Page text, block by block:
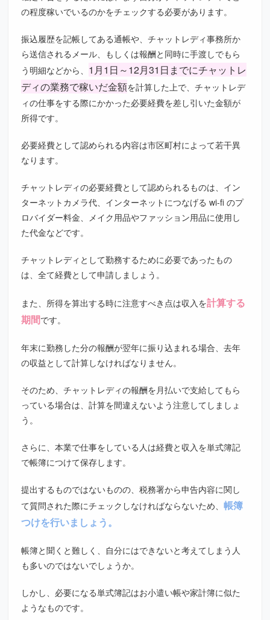
の程度稼いでいるのかをチェックする必要があります。
振込履歴を記帳してある通帳や、チャットレディ事務所か
ら送信されるメール、もしくは報酬と同時に手渡しでもら
う明細などから、 1月1日～12月31日までにチャットレ
ディの業務で稼いだ金額を計算した上で、チャットレデ
ィの仕事をする際にかかった必要経費を差し引いた金額が
所得です。
必要経費として認められる内容は市区町村によって若干異
なります。
チャットレディの必要経費として認められるものは、イン
ターネットカメラ代、インターネットにつなげる wi-fi のプ
ロバイダー料金、メイク用品やファッション用品に使用し
た代金などです。
チャットレディとして勤務するために必要であったもの
は、全て経費として申請しましょう。
また、所得を算出する時に注意すべき点は収入を計算する
期間です。
年末に勤務した分の報酬が翌年に振り込まれる場合、去年
の収益として計算しなければなりません。
そのため、チャットレディの報酬を月払いで支給してもら
っている場合は、計算を間違えないよう注意してしましょ
う。
さらに、本業で仕事をしている人は経費と収入を単式簿記
で帳簿につけて保存します。
提出するものではないものの、税務署から申告内容に関し
て質問された際にチェックしなければならないため、帳簿
つけを行いましょう。
帳簿と聞くと難しく、自分にはできないと考えてしまう人
も多いのではないでしょうか。
しかし、必要になる単式簿記はお小遣い帳や家計簿に似た
ようなものです。